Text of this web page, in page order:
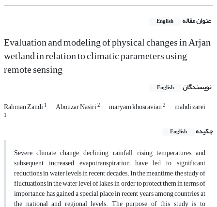
عنوان مقاله English
Evaluation and modeling of physical changes in Arjan
wetland in relation to climatic parameters using
remote sensing
نویسندگان English
Rahman Zandi1 Abouzar Nasiri2 maryam khosravian2 mahdi zarei
1
چکیده English
Severe climate change, declining rainfall, rising temperatures, and
subsequent increased evapotranspiration have led to significant
reductions in water levels in recent decades. In the meantime, the study of
fluctuations in the water level of lakes, in order to protect them in terms of
importance, has gained a special place in recent years among countries at
the national and regional levels. The purpose of this study is to